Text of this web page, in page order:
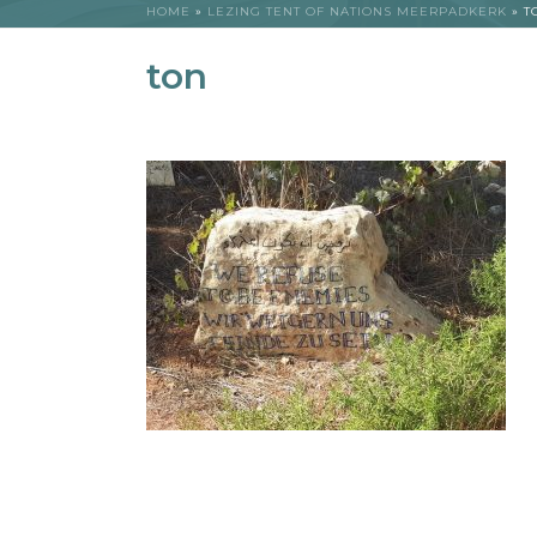
HOME » LEZING TENT OF NATIONS MEERPADKERK »
ton